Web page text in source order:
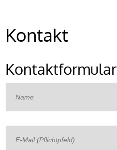
Kontakt
Kontaktformular